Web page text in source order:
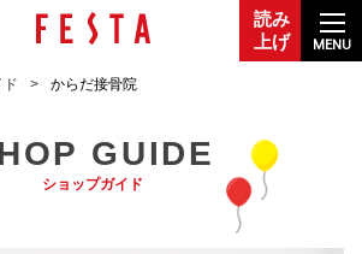
読み
上げ
MENU
ド からだ接骨院
GUIDE
ショップガイド